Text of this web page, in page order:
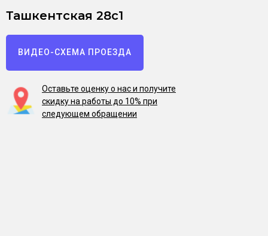
Ташкентская 28с1
ВИДЕО-СХЕМА ПРОЕЗДА
Оставьте оценку о нас и получите
скидку на работы до 10% при
следующем обращении